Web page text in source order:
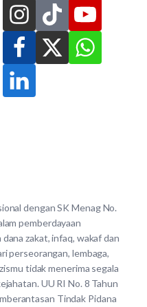
dengan SK Menag No.
pemberdayaan
zakat, infaq, wakaf dan
perseorangan, lembaga,
tidak menerima segala
UU RI No. 8 Tahun
Tindak Pidana